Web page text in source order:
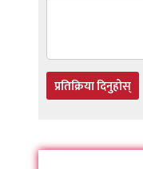
प्रतिक्रिया दिनुहोस्